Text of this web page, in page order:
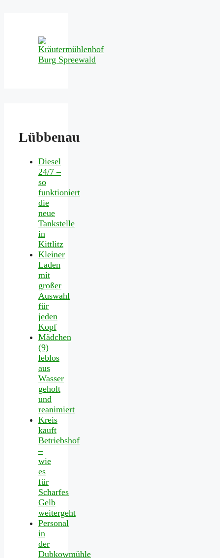
Lübbenau
Diesel
24/7 –
so
funktioniert
die
neue
Tankstelle
in
Kittlitz
Kleiner
Laden
mit
großer
Auswahl
für
jeden
Kopf
Mädchen
(9)
leblos
aus
Wasser
geholt
und
reanimiert
Kreis
kauft
Betriebshof
–
wie
es
für
Scharfes
Gelb
weitergeht
Personal
in
der
Dubkowmühle